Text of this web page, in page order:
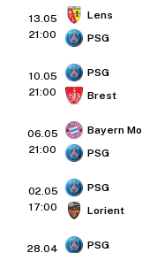
13.05
21:00
Lens
PSG
10.05
21:00
PSG
Brest
06.05
21:00
Bayern
PSG
02.05
17:00
PSG
Lorient
28.04
PSG